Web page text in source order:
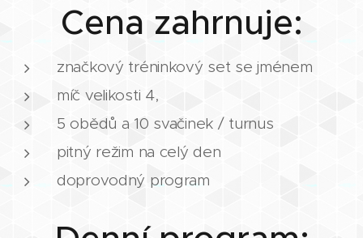
Cena zahrnuje:
značkový tréninkový set se jménem
míč velikosti 4,
5 obědů a 10 svačinek / turnus
pitný režim na celý den
doprovodný program